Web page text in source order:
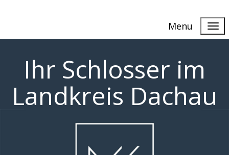
Menu
Ihr Schlosser im
Landkreis Dachau